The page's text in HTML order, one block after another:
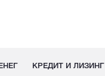
КРЕДИТ И ЛИЗИНГ